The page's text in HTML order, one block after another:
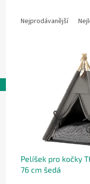
Nejprodávanější
Pelíšek pro kočky
76 cm šedá